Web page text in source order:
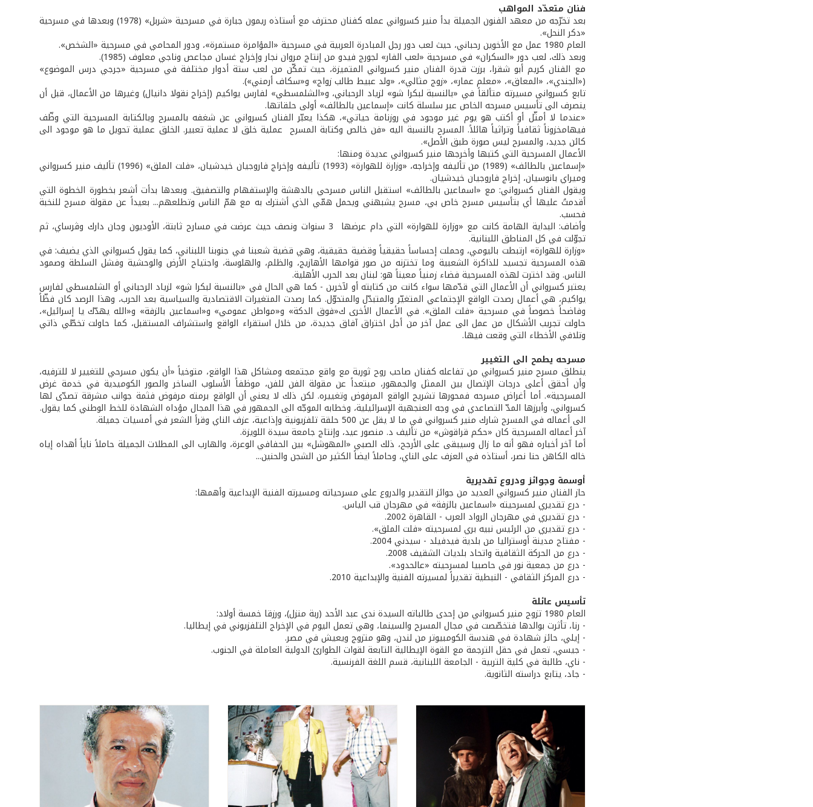
فنان متعدّد المواهب
بعد تخرّجه من معهد الفنون الجميلة بدأ منير كسرواني عمله كفنان محترف مع أستاذه ريمون جبارة في مسرحية «شربل» (1978) وبعدها في مسرحية
«دكر النحل».
العام 1980 عمل مع الأخوين رحباني، حيث لعب دور رجل المبادرة العربية في مسرحية «المؤامرة مستمرة»، ودور المحامي في مسرحية «الشخص».
وبعد ذلك، لعب دور «السكران» في مسرحية «لعب الفار» لجورج فيدو من إنتاج مروان نجار وإخراج غسان مجاعص وناجي معلوف (1985).
مع الفنان كريم أبو شقرا، برزت قدرة الفنان منير كسرواني المتميزة، حيث تمكّن من لعب ستة أدوار مختلفة في مسرحية «جرجي درس الموضوع»
(«الجندي»، «المعاق»، «معلم عمار»، «زوج مثالي»، «ولد عبيط طالب زواج» و«سكاف أرمني»).
تابع كسرواني مسيرته متألقاً في «بالنسبة لبكرا شو» لزياد الرحباني، و«الشلمسطي» لفارس يواكيم (إخراج نقولا دانيال) وغيرها من الأعمال، قبل أن
ينصرف الى تأسيس مسرحه الخاص عبر سلسلة كانت «إسماعين بالطائف» أولى حلقاتها.
«عندما لا أمثّل أو أكتب هو يوم غير موجود في روزنامة حياتي»، هكذا يعبّر الفنان كسرواني عن شغفه بالمسرح وبالكتابة المسرحية التي وظّف
فيهامخزوناً ثقافياً وتراثياً هائلاً. المسرح بالنسبة اليه «فن خالص وكتابة المسرح عملية خلق لا عملية تعبير. الخلق عملية تحويل ما هو موجود الى
كائن جديد، والمسرح ليس صورة طبق الأصل».
الأعمال المسرحية التي كتبها وأخرجها منير كسرواني عديدة ومنها:
«إسماعين بالطائف» (1989) من تأليفه وإخراجه، «وزارة للهوارة» (1993) تأليفه وإخراج فاروجيان خيدشيان، «فلت الملق» (1996) تأليف منير كسرواني
وميراي بانوسيان، إخراج فاروجيان خيدشيان.
ويقول الفنان كسرواني: مع «اسماعين بالطائف» استقبل الناس مسرحي بالدهشة والإستفهام والتصفيق. وبعدها بدأت أشعر بخطورة الخطوة التي
أقدمتُ عليها أي بتأسيس مسرح خاص بي، مسرح يشبهني ويحمل همّي الذي أشترك به مع همّ الناس وتطلعهم... بعيداً عن مقولة مسرح للنخبة
فحسب.
وأضاف: البداية الهامة كانت مع «وزارة للهوارة» التي دام عرضها 3 سنوات ونصف حيث عرضت في مسارح ثابتة، الأوديون وجان دارك وڤرساي، ثم
تجوّلت في كل المناطق اللبنانية.
«وزارة للهوارة» ارتبطت باليومي، وحملت إحساساً حقيقياً وقضية حقيقية، وهي قضية شعبنا في جنوبنا اللبناني، كما يقول كسرواني الذي يضيف: في
هذه المسرحية تجسيد للذاكرة الشعبية وما تختزنه من صور قوامها الأهازيج، والظلم، والهلوسة، واجتياح الأرض والوحشية وفشل السلطة وصمود
الناس. وقد اخترت لهذه المسرحية فضاء زمنياً معيناً هو: لبنان بعد الحرب الأهلية.
يعتبر كسرواني أن الأعمال التي قدّمها سواء كانت من كتابته أو لآخرين - كما هي الحال في «بالنسبة لبكرا شو» لزياد الرحباني أو الشلمسطي لفارس
يواكيم، هي أعمال رصدت الواقع الإجتماعي المتغيّر والمتبدّل والمتحوّل. كما رصدت المتغيرات الاقتصادية والسياسية بعد الحرب، وهذا الرصد كان فظّاً
وفاضحاً خصوصاً في مسرحية «فلت الملق». في الأعمال الأخرى ك«فوق الدكة» و«مواطن عمومي» و«اسماعين بالزفة» و«الله يهدّك يا إسرائيل»،
حاولت تجريب الأشكال من عمل الى عمل آخر من أجل اختراق آفاق جديدة، من خلال استقراء الواقع واستشراف المستقبل، كما حاولت تخطّي ذاتي
وتلافي الأخطاء التي وقعت فيها.
مسرحه يطمح الى التغيير
ينطلق مسرح منير كسرواني من تفاعله كفنان صاحب روح ثورية مع واقع مجتمعه ومشاكل هذا الواقع، متوخياً «أن يكون مسرحي للتغيير لا للترفيه،
وأن أحقق أعلى درجات الإتصال بين الممثل والجمهور، مبتعداً عن مقولة الفن للفن، موظفاً الأسلوب الساخر والصور الكوميدية في خدمة غرض
المسرحية». أما أغراض مسرحه فمحورها تشريح الواقع المرفوض وتغييره. لكن ذلك لا يعني أن الواقع برمته مرفوض فثمة جوانب مشرقة تصدّى لها
كسرواني، وأبرزها المدّ التصاعدي في وجه العنجهية الإسرائيلية، وخطابه الموجّه الى الجمهور في هذا المجال مؤداه الشهادة للخط الوطني كما يقول.
الى أعماله في المسرح شارك منير كسرواني في ما لا يقل عن 500 حلقة تلفزيونية وإذاعية، عزف الناي وقرأ الشعر في أمسيات جميلة.
آخر أعماله المسرحية كان «حكم قراقوش» من تأليف د. منصور عيد، وإنتاج جامعة سيدة اللويزة.
أما آخر أخباره فهو أنه ما زال وسيبقى على الأرجح، ذلك الصبي «المهوشل» بين الحفافي الوعرة، والهارب الى المطلات الجميلة حاملاً ناياً أهداه إياه
خاله الكاهن حنا نصر، أستاذه في العزف على الناي، وحاملاً ايضاً الكثير من الشجن والحنين...
أوسمة وجوائز ودروع تقديرية
حاز الفنان منير كسرواني العديد من جوائز التقدير والدروع على مسرحياته ومسيرته الفنية الإبداعية وأهمها:
- درع تقديري لمسرحيته «اسماعين بالزفة» في مهرجان قب الياس.
- درع تقديري في مهرجان الرواد العرب - القاهرة 2002.
- درع تقديري من الرئيس نبيه بري لمسرحيته «فلت الملق».
- مفتاح مدينة أوستراليا من بلدية فيدفيلد - سيدني 2004.
- درع من الحركة الثقافية واتحاد بلديات الشقيف 2008.
- درع من جمعية نور في حاصبيا لمسرحيته «عالحدود».
- درع المركز الثقافي - النبطية تقديراً لمسيرته الفنية والإبداعية 2010.
تأسيس عائلة
العام 1980 تزوج منير كسرواني من إحدى طالباته السيدة ندى عبد الأحد (ربة منزل)، ورزقا خمسة أولاد:
- رنا، تأثرت بوالدها فتخصّصت في مجال المسرح والسينما، وهي تعمل اليوم في الإخراج التلفزيوني في إيطاليا.
- إيلي، حائز شهادة في هندسة الكومبيوتر من لندن، وهو متزوج ويعيش في مصر.
- جيسي، تعمل في حقل الترجمة مع القوة الإيطالية التابعة لقوات الطوارئ الدولية العاملة في الجنوب.
- ناي، طالبة في كلية التربية - الجامعة اللبنانية، قسم اللغة الفرنسية.
- جاد، يتابع دراسته الثانوية.